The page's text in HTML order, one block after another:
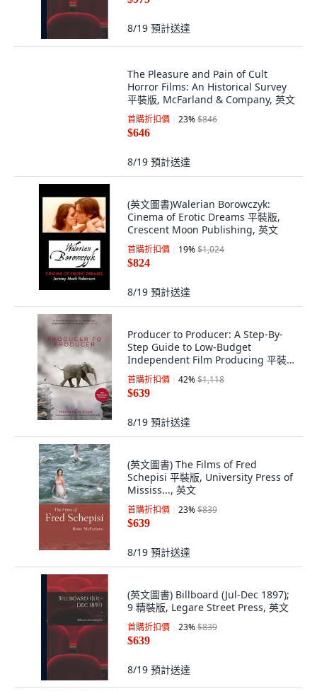
8/19 預計送達
The Pleasure and Pain of Cult
Horror Films: An Historical Survey
平裝版, McFarland & Company, 英文
首購折扣價 23%$846
$646
8/19 預計送達
(英文圖書)Walerian Borowczyk:
Cinema of Erotic Dreams 平裝版,
Crescent Moon Publishing, 英文
首購折扣價 19%$1,024
$824
8/19 預計送達
Producer to Producer: A Step-By-
Step Guide to Low-Budget
Independent Film Producing 平裝
版, Michael Wiese Productions, 英
文
首購折扣價 42%$1,118
$639
8/19 預計送達
(英文圖書) The Films of Fred
Schepisi 平裝版, University Press of
Mississ..., 英文
首購折扣價 23%$839
$639
8/19 預計送達
(英文圖書) Billboard (Jul-Dec 1897);
9 精裝版, Legare Street Press, 英文
首購折扣價 23%$839
$639
8/19 預計送達